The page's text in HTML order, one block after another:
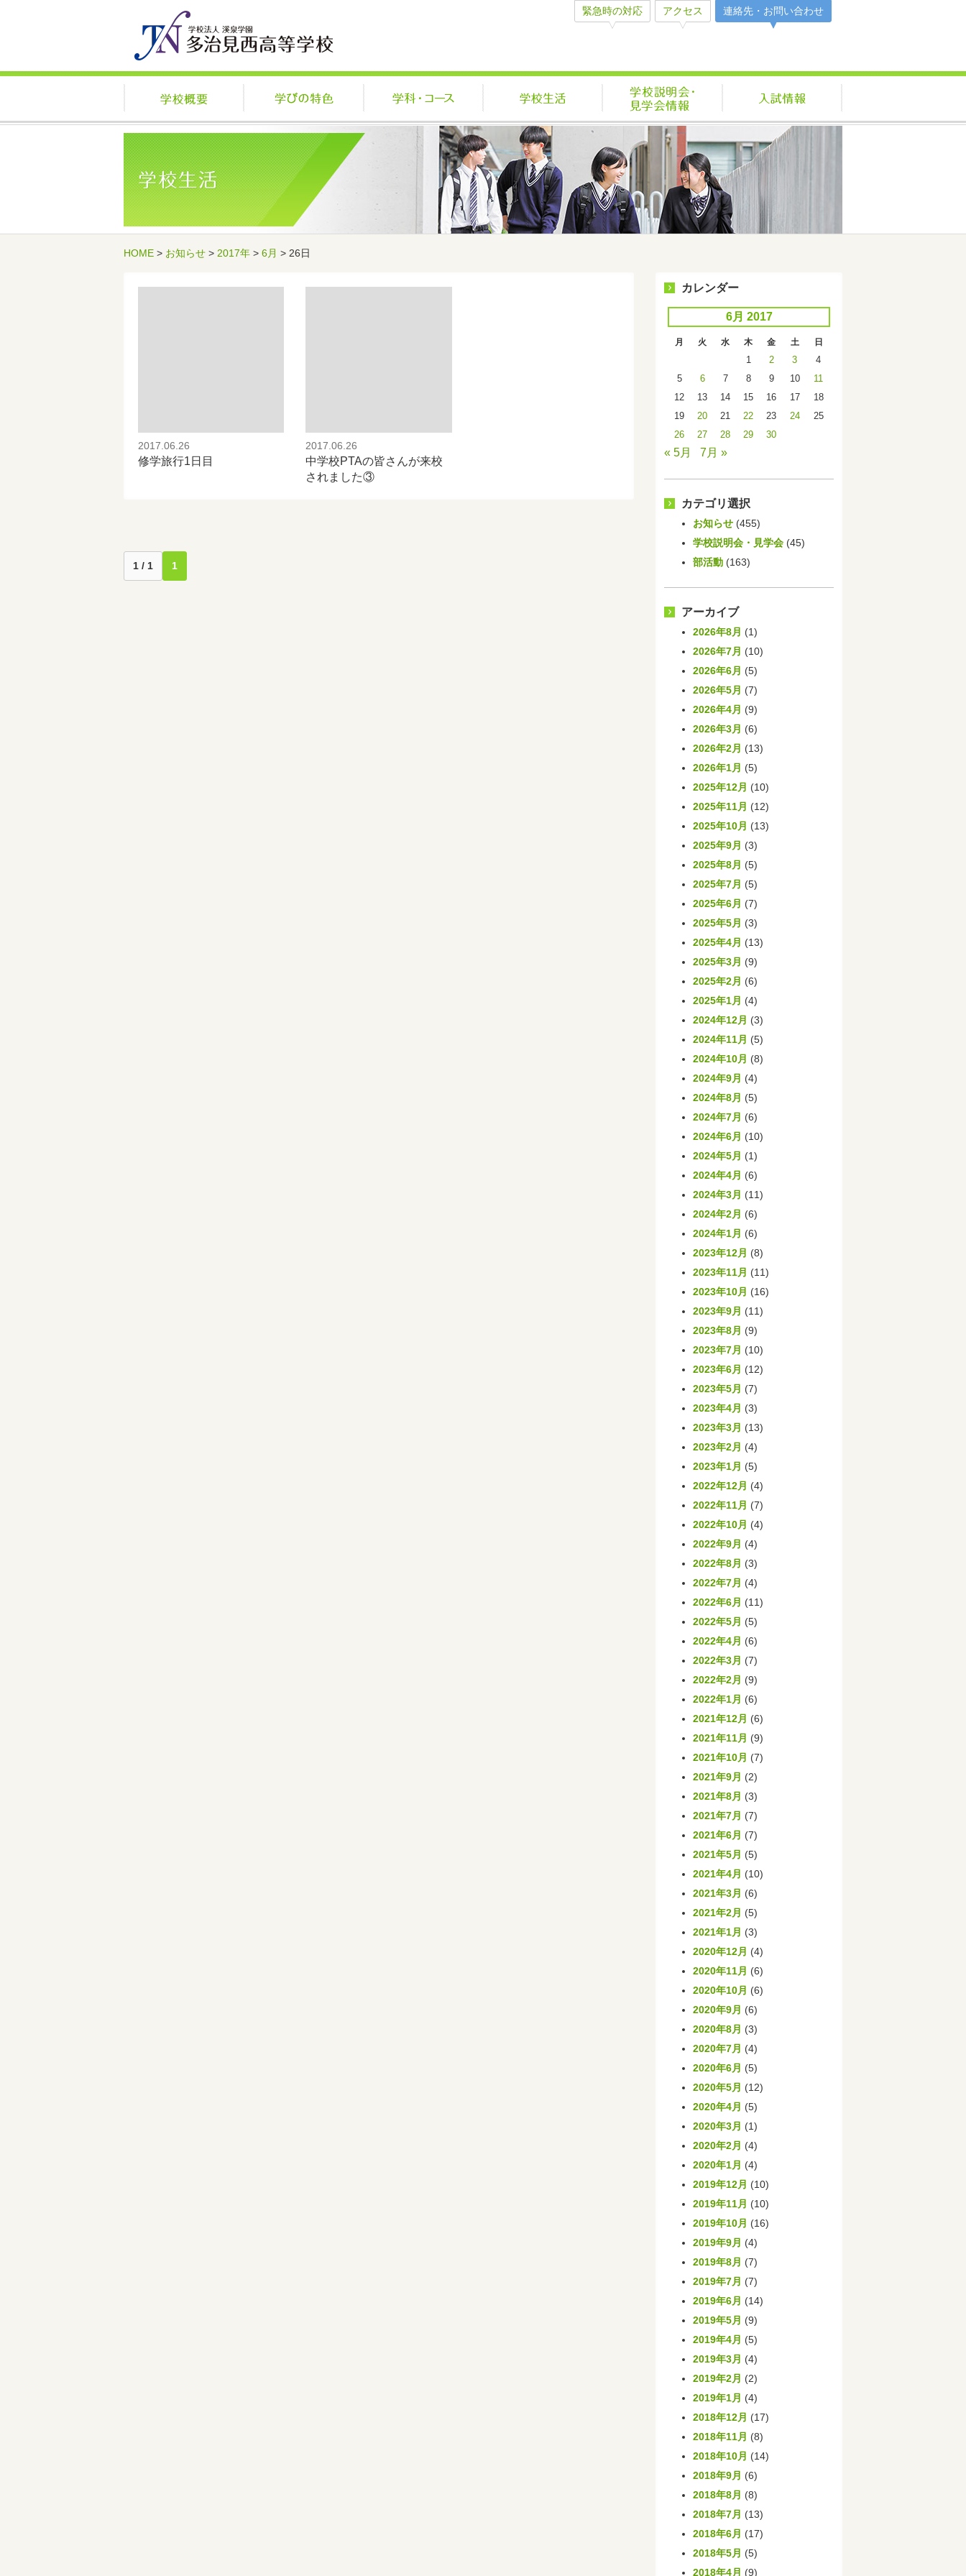
緊急時の対応 アクセス 連絡先・お問い合わせ
学校概要 学びの特色 学科・コース 学校生活 学校説明会・見学会情報
HOME > お知らせ > 2017年 > 6月 > 26日
2017.06.26
修学旅行1日目
2017.06.26
中学校PTAの皆さんが来校
されました③
1 / 1 1
カレンダー
6月 2017
月 火 水 木 金 土 日
1 2 3
4
5
6 7 8 9 10
11
12
13 14 15 16 17
18
19
20 21 22 23 24
25
26
27 28 29 30
« 5月 7月 »
カテゴリ選択
お知らせ (455)
学校説明会・見学会 (45)
部活動 (163)
アーカイブ
2026年8月 (1)
2026年7月 (10)
2026年6月 (5)
2026年5月 (7)
2026年4月 (9)
2026年3月 (6)
2026年2月 (13)
2026年1月 (5)
2025年12月 (10)
2025年11月 (12)
2025年10月 (13)
2025年9月 (3)
2025年8月 (5)
2025年7月 (5)
2025年6月 (7)
2025年5月 (3)
2025年4月 (13)
2025年3月 (9)
2025年2月 (6)
2025年1月 (4)
2024年12月 (3)
2024年11月 (5)
2024年10月 (8)
2024年9月 (4)
2024年8月 (5)
2024年7月 (6)
2024年6月 (10)
2024年5月 (1)
2024年4月 (6)
2024年3月 (11)
2024年2月 (6)
2024年1月 (6)
2023年12月 (8)
2023年11月 (11)
2023年10月 (16)
2023年9月 (11)
2023年8月 (9)
2023年7月 (10)
2023年6月 (12)
2023年5月 (7)
2023年4月 (3)
2023年3月 (13)
2023年2月 (4)
2023年1月 (5)
2022年12月 (4)
2022年11月 (7)
2022年10月 (4)
2022年9月 (4)
2022年8月 (3)
2022年7月 (4)
2022年6月 (11)
2022年5月 (5)
2022年4月 (6)
2022年3月 (7)
2022年2月 (9)
2022年1月 (6)
2021年12月 (6)
2021年11月 (9)
2021年10月 (7)
2021年9月 (2)
2021年8月 (3)
2021年7月 (7)
2021年6月 (7)
2021年5月 (5)
2021年4月 (10)
2021年3月 (6)
2021年2月 (5)
2021年1月 (3)
2020年12月 (4)
2020年11月 (6)
2020年10月 (6)
2020年9月 (6)
2020年8月 (3)
2020年7月 (4)
2020年6月 (5)
2020年5月 (12)
2020年4月 (5)
2020年3月 (1)
2020年2月 (4)
2020年1月 (4)
2019年12月 (10)
2019年11月 (10)
2019年10月 (16)
2019年9月 (4)
2019年8月 (7)
2019年7月 (7)
2019年6月 (14)
2019年5月 (9)
2019年4月 (5)
2019年3月 (4)
2019年2月 (2)
2019年1月 (4)
2018年12月 (17)
2018年11月 (8)
2018年10月 (14)
2018年9月 (6)
2018年8月 (8)
2018年7月 (13)
2018年6月 (17)
2018年5月 (5)
2018年4月 (9)